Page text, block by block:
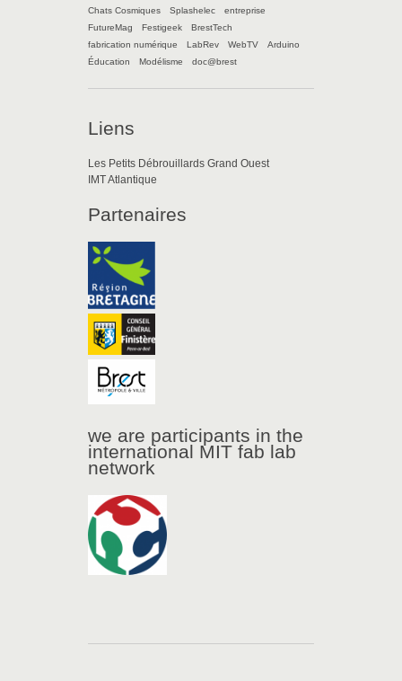
Chats Cosmiques
Splashelec
entreprise
FutureMag
Festigeek
BrestTech
fabrication numérique
LabRev WebTV
Arduino
Éducation
Modélisme doc@brest
Liens
Les Petits Débrouillards Grand Ouest
IMT Atlantique
Partenaires
we are participants in the
international MIT fab lab
network